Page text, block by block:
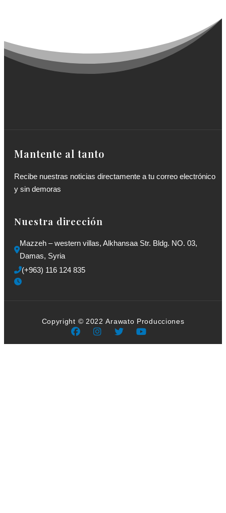
Mantente al tanto
Recibe nuestras noticias directamente a tu correo electrónico
y sin demoras
Nuestra dirección
Mazzeh – western villas, Alkhansaa Str. Bldg. NO. 03,
Damas, Syria
(+963) 116 124 835
Copyright © 2022 Arawato Producciones